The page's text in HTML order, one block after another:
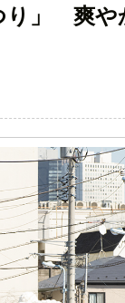
り」 爽や